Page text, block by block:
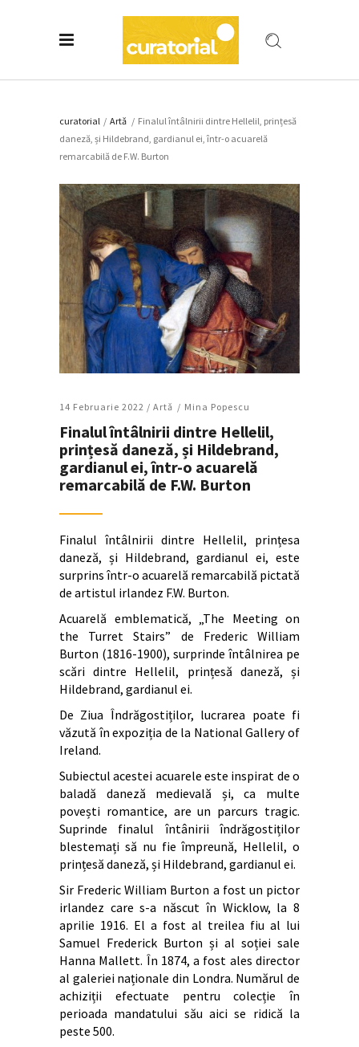
curatorial / Artǎ / Finalul întâlnirii dintre Hellelil, prințesă
daneză, și Hildebrand, gardianul ei, într-o acuarelă
remarcabilă de F.W. Burton
14 Februarie 2022 / Artǎ Mina Popescu
Finalul întâlnirii dintre Hellelil,
prințesă daneză, și Hildebrand,
gardianul ei, într-o acuarelă
remarcabilă de F.W. Burton
Finalul întâlnirii dintre Hellelil, prințesa
daneză, și Hildebrand, gardianul ei, este
surprins într-o acuarelă remarcabilă pictată
de artistul irlandez F.W. Burton.
Acuarelă emblematică, „The Meeting on
the Turret Stairs” de Frederic William
Burton (1816-1900), surprinde întâlnirea pe
scări dintre Hellelil, prințesă daneză, și
Hildebrand, gardianul ei.
De Ziua Îndrăgostiților, lucrarea poate fi
văzută în expoziția de la National Gallery of
Ireland.
Subiectul acestei acuarele este inspirat de o
baladă daneză medievală și, ca multe
povești romantice, are un parcurs tragic.
Suprinde finalul întânirii îndrăgostiților
blestemați să nu fie împreună, Hellelil, o
prințesă daneză, și Hildebrand, gardianul ei.
Sir Frederic William Burton a fost un pictor
irlandez care s-a născut în Wicklow, la 8
aprilie 1916. El a fost al treilea fiu al lui
Samuel Frederick Burton și al soției sale
Hanna Mallett. În 1874, a fost ales director
al galeriei naționale din Londra. Numărul de
achiziții efectuate pentru colecție în
perioada mandatului său aici se ridică la
peste 500.